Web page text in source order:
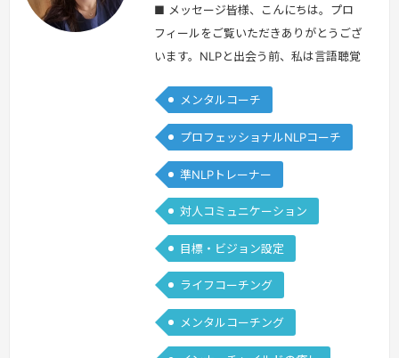
本
本
■ メッセージ皆様、こんにちは。プロ
フィールをご覧いただきありがとうござ
います。NLPと出会う前、私は言語聴覚
能の臨床に関わり、言語・コミュニケー
ションの「変化の仕組み」に関わってい
ました。しかし、振り返ってみると、当
時の私は自分自身の「変化の仕組み」に
注意を向ける事なく苦しんでいたことが
多くありました。常に周囲の人から言わ
れたこと目の前の出来事、やることに追
わ…続きを見る »
メンタルコーチ
プロフェッショナルNLPコーチ
準NLPトレーナー
対人コミュニケーション
目標・ビジョン設定
ライフコーチング
メンタルコーチング